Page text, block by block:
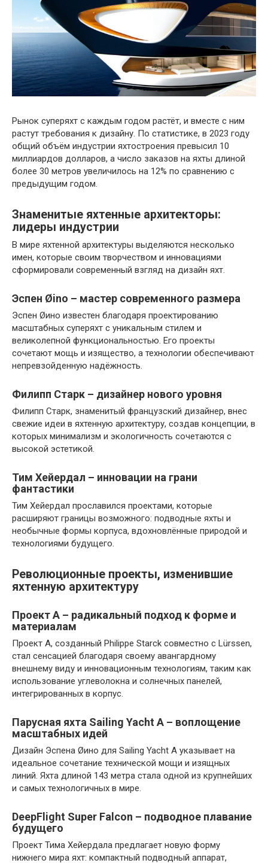
Рынок суперяхт с каждым годом растёт, и вместе с ним
растут требования к дизайну. По статистике, в 2023 году
общий объём индустрии яхтостроения превысил 10
миллиардов долларов, а число заказов на яхты длиной
более 30 метров увеличилось на 12% по сравнению с
предыдущим годом.
Знаменитые яхтенные архитекторы:
лидеры индустрии
В мире яхтенной архитектуры выделяются несколько
имен, которые своим творчеством и инновациями
сформировали современный взгляд на дизайн яхт.
Эспен Øino – мастер современного размера
Эспен Øино известен благодаря проектированию
масштабных суперяхт с уникальным стилем и
великолепной функциональностью. Его проекты
сочетают мощь и изящество, а технологии обеспечивают
непревзойденную надёжность.
Филипп Старк – дизайнер нового уровня
Филипп Старк, знаменитый французский дизайнер, внес
свежие идеи в яхтенную архитектуру, создав концепции, в
которых минимализм и экологичность сочетаются с
высокой эстетикой.
Тим Хейердал – инновации на грани
фантастики
Тим Хейердал прославился проектами, которые
расширяют границы возможного: подводные яхты и
необычные формы корпуса, вдохновлённые природой и
технологиями будущего.
Революционные проекты, изменившие
яхтенную архитектуру
Проект A – радикальный подход к форме и
материалам
Проект A, созданный Philippe Starck совместно с Lürssen,
стал сенсацией благодаря своему авангардному
внешнему виду и инновационным технологиям, таким как
использование углеволокна и солнечных панелей,
интегрированных в корпус.
Парусная яхта Sailing Yacht A – воплощение
масштабных идей
Дизайн Эспена Øино для Sailing Yacht A указывает на
идеальное сочетание технической мощи и изящных
линий. Яхта длиной 143 метра стала одной из крупнейших
и самых технологичных в мире.
DeepFlight Super Falcon – подводное плавание
будущего
Проект Тима Хейердала предлагает новую форму
нижнего мира яхт: компактный подводный аппарат,